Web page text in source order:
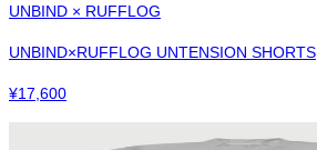
UNBIND × RUFFLOG
UNBIND×RUFFLOG UNTENSION SHORTS
¥17,600